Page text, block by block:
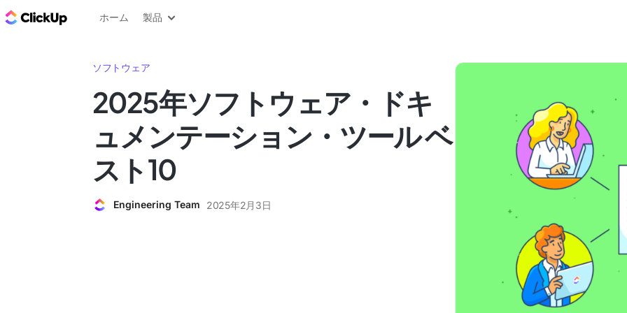
ClickUp ブログ
ホーム 製品
ソフトウェア
2025年ソフトウェア・ドキ
ュメンテーション・ツール ベ
スト10
Engineering Team 2025年2月3日